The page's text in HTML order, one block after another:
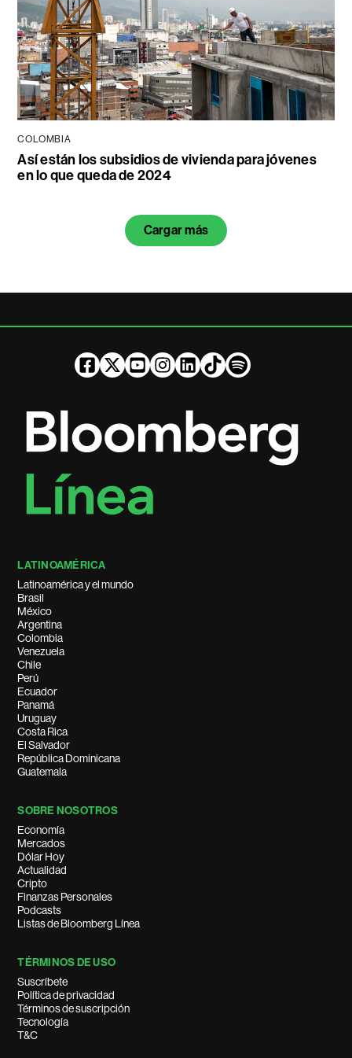
COLOMBIA
Así están los subsidios de vivienda para jóvenes
en lo que queda de 2024
Cargar más
LATINOAMÉRICA
Latinoamérica y el mundo
Brasil
México
Argentina
Colombia
Venezuela
Chile
Perú
Ecuador
Panamá
Uruguay
Costa Rica
El Salvador
República Dominicana
Guatemala
SOBRE NOSOTROS
Economía
Mercados
Dólar Hoy
Actualidad
Cripto
Finanzas Personales
Podcasts
Listas de Bloomberg Línea
TÉRMINOS DE USO
Suscríbete
Política de privacidad
Términos de suscripción
Tecnología
T&C